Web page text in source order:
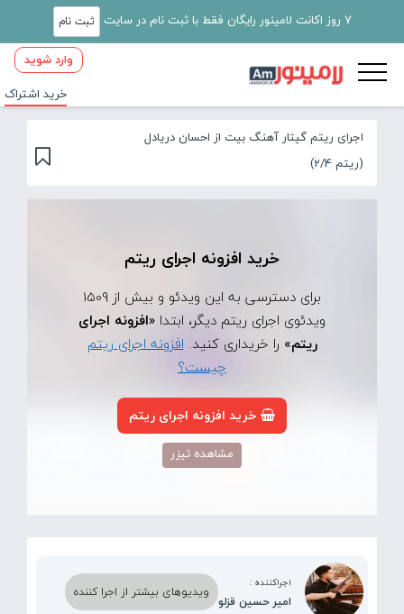
7 روز اکانت لامینور رایگان فقط با ثبت نام در سایت ثبت نام
وارد شوید
خرید اشتراک
اجرای ریتم گیتار آهنگ بیت از احسان دریادل
(ریتم 2/4)
خرید افزونه اجرای ریتم
برای دسترسی به این ویدئو و بیش از 1509
ویدئوی اجرای ریتم دیگر، ابتدا «افزونه اجرای
ریتم» را خریداری کنید.افزونه اجرای ریتم
چیست؟
خرید افزونه اجرای ریتم
مشاهده تیزر
اجراکننده :
امیر حسین قزلو
ویدیوهای بیشتر از اجرا کننده